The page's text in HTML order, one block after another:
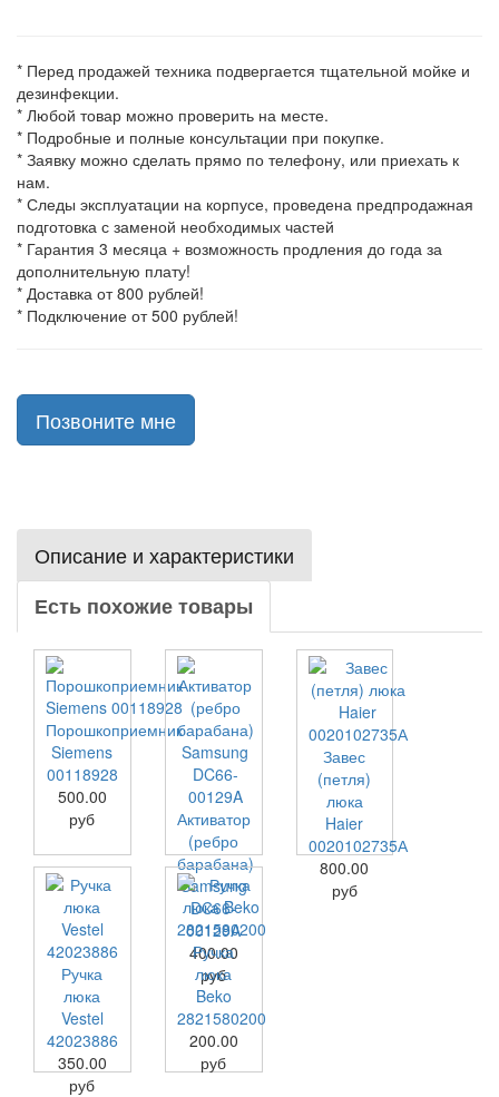
* Перед продажей техника подвергается тщательной мойке и
дезинфекции.
* Любой товар можно проверить на месте.
* Подробные и полные консультации при покупке.
* Заявку можно сделать прямо по телефону, или приехать к
нам.
* Следы эксплуатации на корпусе, проведена предпродажная
подготовка с заменой необходимых частей
* Гарантия 3 месяца + возможность продления до года за
дополнительную плату!
* Доставка от 800 рублей!
* Подключение от 500 рублей!
Позвоните мне
Описание и характеристики
Есть похожие товары
Порошкоприемник
Siemens
00118928
500.00
руб
Активатор
(ребро
барабана)
Samsung
DC66-
00129A
400.00
руб
Завес
(петля)
люка
Haier
0020102735А
800.00
руб
Ручка
люка
Vestel
42023886
350.00
руб
Ручка
люка
Beko
2821580200
200.00
руб